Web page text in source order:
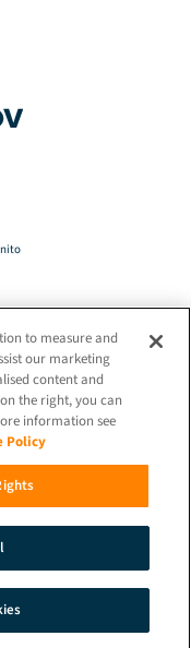
to measure and
our marketing
content and
the right, you can
information see
Policy